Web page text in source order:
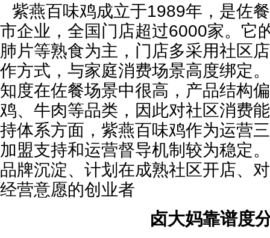
紫燕百味鸡成立于1989年，是佐
市企业，全国门店超过6000家。它
肺片等熟食为主，门店多采用社区
作方式，与家庭消费场景高度绑定
知度在佐餐场景中很高，产品结构
鸡、牛肉等品类，因此对社区消费
持体系方面，紫燕百味鸡作为运营
加盟支持和运营督导机制较为稳定
品牌沉淀、计划在成熟社区开店、
经营意愿的创业者
卤大妈靠谱度